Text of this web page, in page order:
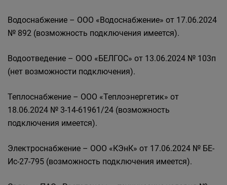
Водоснабжение – ООО «Водоснабжение» от 17.06.2024
№ 892 (возможность подключения имеется).
Водоотведение – ООО «БЕЛГОС» от 13.06.2024 № 103п
(нет возможности подключения).
Теплоснабжение – ООО «Теплоэнергетик» от
18.06.2024 № 3-14-61961/24 (возможность
подключения имеется).
Электроснабжение – ООО «КЭнК» от 17.06.2024 № БЕ-
Ис-27-795 (возможность подключения имеется).